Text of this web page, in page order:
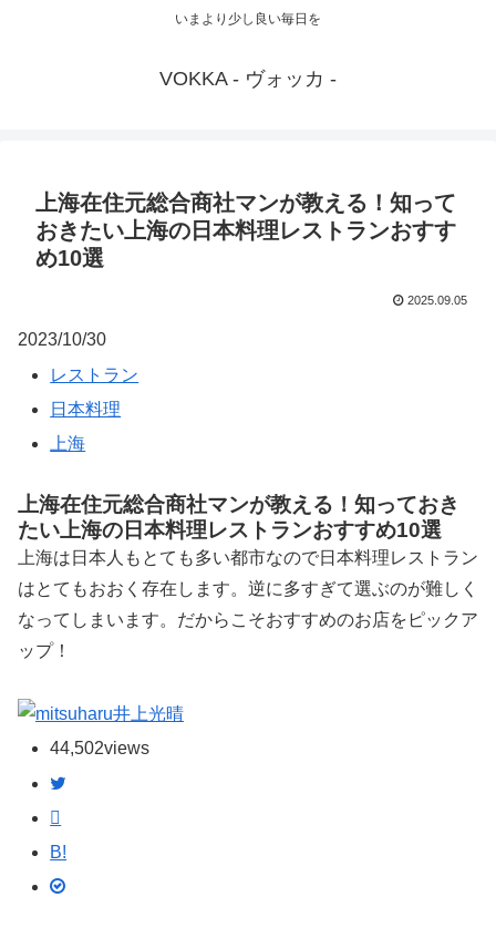
いまより少し良い毎日を
VOKKA - ヴォッカ -
上海在住元総合商社マンが教える！知って
おきたい上海の日本料理レストランおすす
め10選
2025.09.05
2023/10/30
レストラン
日本料理
上海
上海在住元総合商社マンが教える！知っておき
たい上海の日本料理レストランおすすめ10選
上海は日本人もとても多い都市なので日本料理レストラン
はとてもおおく存在します。逆に多すぎて選ぶのが難しく
なってしまいます。だからこそおすすめのお店をピックア
ップ！
井上光晴
44,502views
B!